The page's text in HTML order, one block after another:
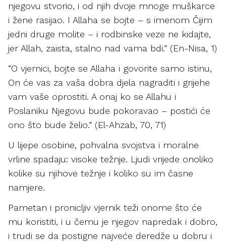
njegovu stvorio, i od njih dvoje mnoge muškarce
i žene rasijao. I Allaha se bojte – s imenom Čijim
jedni druge molite – i rodbinske veze ne kidajte,
jer Allah, zaista, stalno nad vama bdi.” (En-Nisa, 1)
“O vjernici, bojte se Allaha i govorite samo istinu,
On će vas za vaša dobra djela nagraditi i grijehe
vam vaše oprostiti. A onaj ko se Allahu i
Poslaniku Njegovu bude pokoravao – postići će
ono što bude želio.” (El-Ahzab, 70, 71)
U lijepe osobine, pohvalna svojstva i moralne
vrline spadaju: visoke težnje. Ljudi vrijede onoliko
kolike su njihove težnje i koliko su im časne
namjere.
Pametan i pronicljiv vjernik teži onome što će
mu koristiti, i u čemu je njegov napredak i dobro,
i trudi se da postigne najveće deredže u dobru i